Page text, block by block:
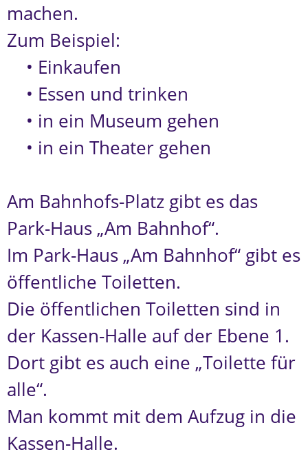
machen.
Zum Beispiel:
• Einkaufen
• Essen und trinken
• in ein Museum gehen
• in ein Theater gehen
Am Bahnhofs-Platz gibt es das
Park-Haus „Am Bahnhof“.
Im Park-Haus „Am Bahnhof“ gibt es
öffentliche Toiletten.
Die öffentlichen Toiletten sind in
der Kassen-Halle auf der Ebene 1.
Dort gibt es auch eine „Toilette für
alle“.
Man kommt mit dem Aufzug in die
Kassen-Halle.